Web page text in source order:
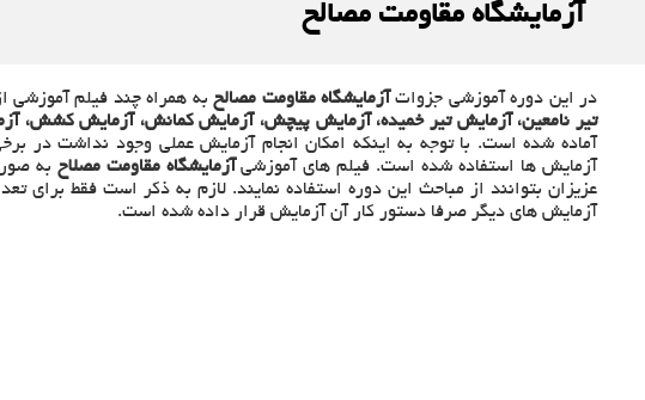
آزمایشگاه مقاومت مصالح
در این دوره آموزشی جزوات آزمایشگاه مقاومت مصالحبه همراه چند فیلم آموزشی
تیر نامعین، آزمایش تیر خمیده، آزمایش پیچش، آزمایش کمانش، آزمایش
آماده شده است. با توجه به اینکه امکان انجام آزمایش عملی وجود نداشت در
آزمایش ها استفاده شده است. فیلم های آموزشی آزمایشگاه مقاومت مصلاح به
عزیزان بتوانند از مباحث این دوره استفاده نمایند. لازم به ذکر است فقط
آزمایش های دیگر صرفا دستور کار آن آزمایش قرار داده شده است.